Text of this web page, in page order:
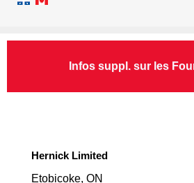
Infos suppl. sur les
Hernick Limited
Etobicoke, ON